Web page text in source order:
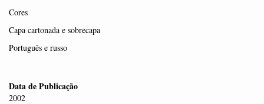
Cores
Capa cartonada e sobrecapa
Português e russo
Data de Publicação
2002